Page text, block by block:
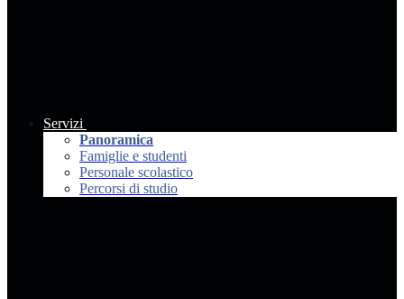
Servizi
Panoramica
Famiglie e studenti
Personale scolastico
Percorsi di studio